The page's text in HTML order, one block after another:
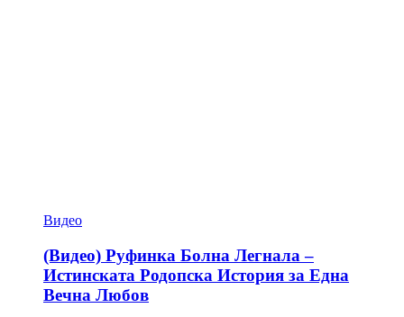
Видео
(Видео) Руфинка Болна Легнала –
Истинската Родопска История за Една
Вечна Любов